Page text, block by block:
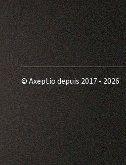
© Axeptio depuis 2017 - 2026